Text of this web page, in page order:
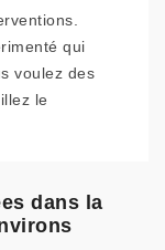
qui
voulez des
le
dans la